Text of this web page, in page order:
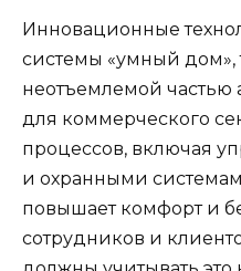
Инновационные
системы «умный дом»,
неотъемлемой частью
для коммерческого
процессов, включая
и охранными
повышает комфорт и
сотрудников и